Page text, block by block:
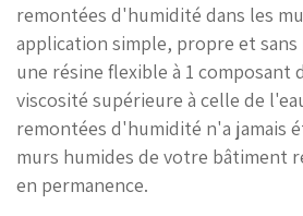
remontées d'humidité dans les
application simple, propre et sans
une résine flexible à 1 composant
viscosité supérieure à celle de
remontées d'humidité n'a jamais
murs humides de votre bâtiment
en permanence.